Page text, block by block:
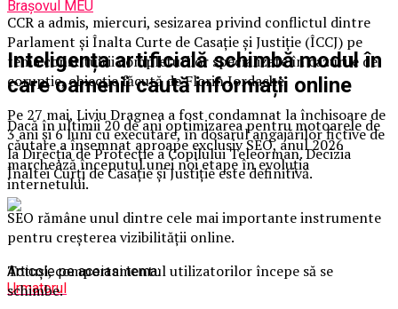
CCR a admis, miercuri, sesizarea privind conflictul dintre
Parlament şi Înalta Curte de Casaţie şi Justiţie (ÎCCJ) pe
tema constituirii completurilor specializate în cazurile de
corupţie, obiecţie făcută de Florin Iordache.
Pe 27 mai, Liviu Dragnea a fost condamnat la închisoare de
3 ani şi 6 luni cu executare, în dosarul angajărilor fictive de
la Direcţia de Protecţie a Copilului Teleorman. Decizia
Înaltei Curţi de Casaţie şi Justiţie este definitivă.
Articole pe aceiasi tema:
Urmatorul
Brașovul MEU
Inteligența artificială schimbă modul în
care oamenii caută informații online
Dacă în ultimii 20 de ani optimizarea pentru motoarele de
căutare a însemnat aproape exclusiv SEO, anul 2026
marchează începutul unei noi etape în evoluția
internetului.
SEO rămâne unul dintre cele mai importante instrumente
pentru creșterea vizibilității online.
Totuși, comportamentul utilizatorilor începe să se
schimbe.